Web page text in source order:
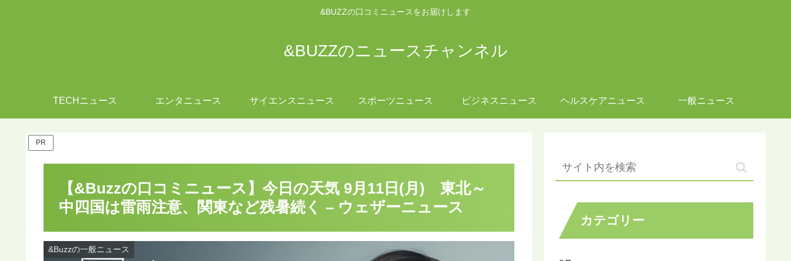
&BUZZの口コミニュースをお届けします
&BUZZのニュースチャンネル
TECHニュース エンタニュース サイエンスニュース スポーツニュース ビジネスニュース ヘルスケアニュース 一般ニュース
PR
【&Buzzの口コミニュース】今日の天気 9月11日(月) 東北～
中四国は雷雨注意、関東など残暑続く – ウェザーニュース
&Buzzの一般ニュース
カテゴリー